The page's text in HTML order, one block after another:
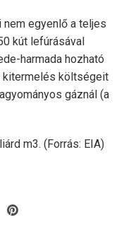
egyenlő a teljes
kút lefúrásával
harmada hozható
kitermelés költségeit
gáznál (a
m3. (Forrás: EIA)